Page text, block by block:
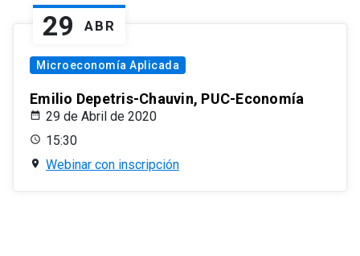
29 ABR
Microeconomía Aplicada
Emilio Depetris-Chauvin, PUC-Economía
29 de Abril de 2020
15:30
Webinar con inscripción